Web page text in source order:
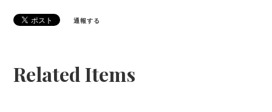
通報する
Related Items